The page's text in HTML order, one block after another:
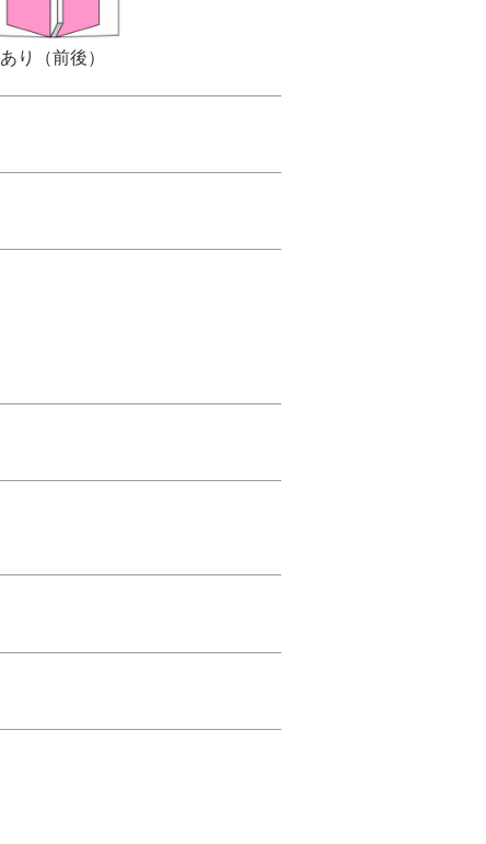
あり（前後）